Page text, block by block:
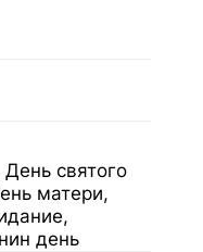
святого
матери,
день